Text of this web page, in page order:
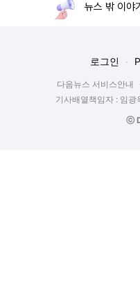
뉴스 밖 이야
로그인
다음뉴스 서비스안내
기사배열책임자 : 임광
ⓒ